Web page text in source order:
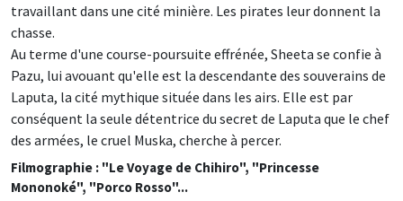
travaillant dans une cité minière. Les pirates leur donnent la
chasse.
Au terme d'une course-poursuite effrénée, Sheeta se confie à
Pazu, lui avouant qu'elle est la descendante des souverains de
Laputa, la cité mythique située dans les airs. Elle est par
conséquent la seule détentrice du secret de Laputa que le chef
des armées, le cruel Muska, cherche à percer.
Filmographie : "Le Voyage de Chihiro", "Princesse
Mononoké", "Porco Rosso"...